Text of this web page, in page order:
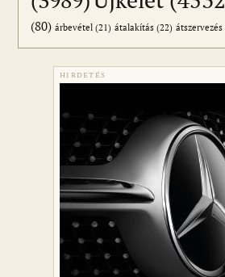
(80) árbevétel (21) átalakítás (22) átszervezés
HIRDETÉS